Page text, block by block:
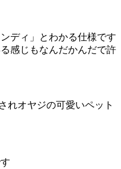
ディ」とわかる仕様です
感じもなんだかんだで許
れオヤジの可愛いペット